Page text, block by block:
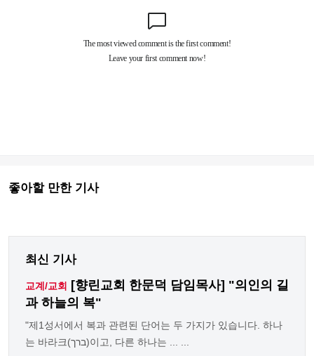
좋아할 만한 기사
최신 기사
교계/교회 [향린교회 한문덕 담임목사] "의인의 길
과 하늘의 복"
"제1성서에서 복과 관련된 단어는 두 가지가 있습니다. 하나
는 바라크(ברך)이고, 다른 하나는 ... ...